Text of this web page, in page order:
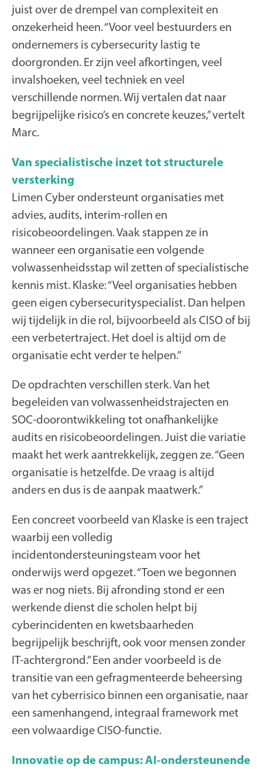
juist over de drempel van complexiteit en
onzekerheid heen. “Voor veel bestuurders en
ondernemers is cybersecurity lastig te
doorgronden. Er zijn veel afkortingen, veel
invalshoeken, veel techniek en veel
verschillende normen. Wij vertalen dat naar
begrijpelijke risico’s en concrete keuzes,” vertelt
Marc.
Van specialistische inzet tot structurele
versterking
Limen Cyber ondersteunt organisaties met
advies, audits, interim-rollen en
risicobeoordelingen. Vaak stappen ze in
wanneer een organisatie een volgende
volwassenheidsstap wil zetten of specialistische
kennis mist. Klaske: “Veel organisaties hebben
geen eigen cybersecurityspecialist. Dan helpen
wij tijdelijk in die rol, bijvoorbeeld als CISO of bij
een verbetertraject. Het doel is altijd om de
organisatie echt verder te helpen.”
De opdrachten verschillen sterk. Van het
begeleiden van volwassenheidstrajecten en
SOC-doorontwikkeling tot onafhankelijke
audits en risicobeoordelingen. Juist die variatie
maakt het werk aantrekkelijk, zeggen ze. “Geen
organisatie is hetzelfde. De vraag is altijd
anders en dus is de aanpak maatwerk.”
Een concreet voorbeeld van Klaske is een traject
waarbij een volledig
incidentondersteuningsteam voor het
onderwijs werd opgezet. “Toen we begonnen
was er nog niets. Bij afronding stond er een
werkende dienst die scholen helpt bij
cyberincidenten en kwetsbaarheden
begrijpelijk beschrijft, ook voor mensen zonder
IT-achtergrond.” Een ander voorbeeld is de
transitie van een gefragmenteerde beheersing
van het cyberrisico binnen een organisatie, naar
een samenhangend, integraal framework met
een volwaardige CISO-functie.
Innovatie op de campus: AI-ondersteunende